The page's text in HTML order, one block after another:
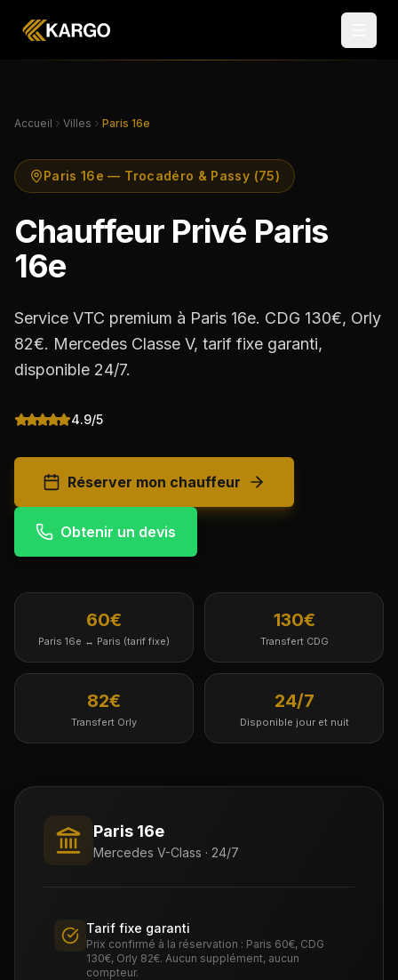
Accueil Villes Paris 16e
Paris 16e — Trocadéro & Passy (75)
Chauffeur Privé Paris
16e
Service VTC premium à Paris 16e. CDG 130€, Orly
82€. Mercedes Classe V, tarif fixe garanti,
disponible 24/7.
4.9/5
Réserver mon chauffeur
Obtenir un devis
60€
Paris 16e ↔ Paris (tarif fixe)
130€
Transfert CDG
82€
Transfert Orly
24/7
Disponible jour et nuit
Paris 16e
Mercedes V-Class · 24/7
Tarif fixe garanti
Prix confirmé à la réservation : Paris 60€, CDG
130€, Orly 82€. Aucun supplément, aucun
compteur.